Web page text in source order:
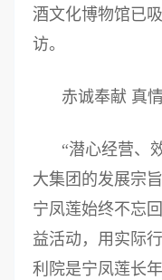
酒文化博物馆已
访。
赤诚奉献 真
“潜心经营、
大集团的发展宗
宁凤莲始终不忘
益活动，用实际
利院是宁凤莲长